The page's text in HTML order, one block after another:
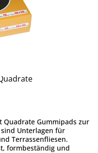
Quadrate Gummipads zur
Unterlagen für
Terrassenfliesen.
formbeständig und